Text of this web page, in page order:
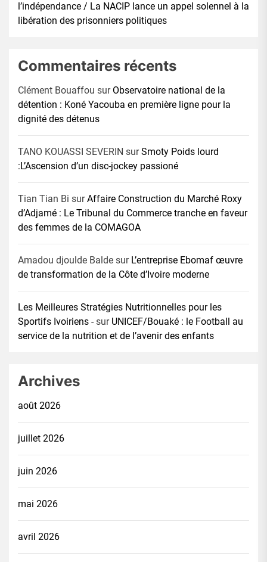
l’indépendance / La NACIP lance un appel solennel à la
libération des prisonniers politiques
Commentaires récents
Clément Bouaffou sur Observatoire national de la
détention : Koné Yacouba en première ligne pour la
dignité des détenus
TANO KOUASSI SEVERIN surSmoty Poids lourd
:L’Ascension d’un disc-jockey passioné
Tian Tian Bi surAffaire Construction du Marché Roxy
d’Adjamé : Le Tribunal du Commerce tranche en faveur
des femmes de la COMAGOA
Amadou djoulde Balde sur L’entreprise Ebomaf œuvre
de transformation de la Côte d’Ivoire moderne
Les Meilleures Stratégies Nutritionnelles pour les
Sportifs Ivoiriens -sur UNICEF/Bouaké : le Football au
service de la nutrition et de l’avenir des enfants
Archives
août 2026
juillet 2026
juin 2026
mai 2026
avril 2026